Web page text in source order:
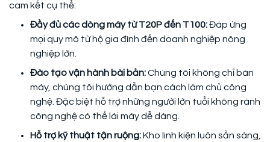
cam kết cụ thể:
Đầy đủ các dòng máy từ T20P đến T100:Đáp ứng
mọi quy mô từ hộ gia đình đến doanh nghiệp nông
nghiệp lớn.
Đào tạo vận hành bài bản:Chúng tôi không chỉ bán
máy, chúng tôi hướng dẫn bạn cách làm chủ công
nghệ. Đặc biệt hỗ trợ những người lớn tuổi không rành
công nghệ có thể lái máy dễ dàng.
Hỗ trợ kỹ thuật tận ruộng:Kho linh kiện luôn sẵn sàng,